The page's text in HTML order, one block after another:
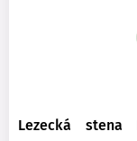
Lezecká stena